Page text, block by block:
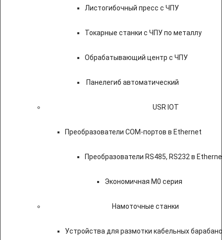
Листогибочный пресс с ЧПУ
Токарные станки с ЧПУ по металлу
Обрабатывающий центр с ЧПУ
Панелегиб автоматический
USR IOT
Преобразователи COM-портов в Ethernet
Преобразователи RS485, RS232 в
Экономичная M0 серия
Намоточные станки
Устройства для размотки кабельных